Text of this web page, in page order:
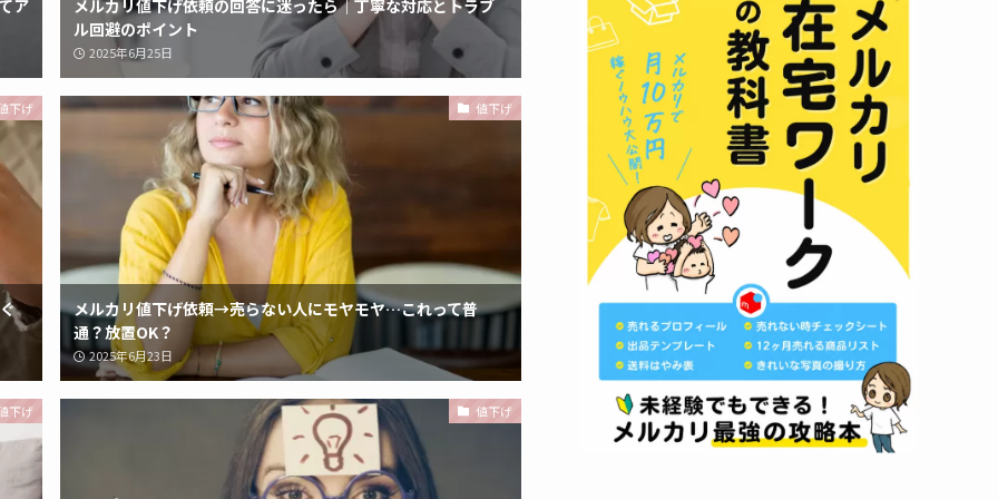
ア
メルカリ値下げ依頼の回答に迷ったら｜丁寧な対応とトラブ
ル回避のポイント
2025年6月25日
下げ 値下げ
メルカリ値下げ依頼→売らない人にモヤモヤ…これって普
通？放置OK？
2025年6月23日
下げ 値下げ